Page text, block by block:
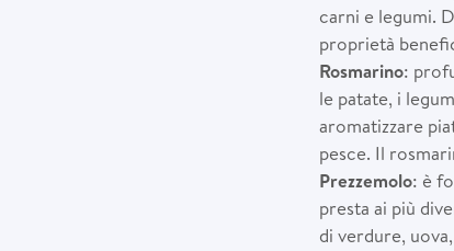
carni e legumi.
proprietà
Rosmarino:
le patate, i
aromatizzare
pesce. Il
Prezzemolo: è
presta ai più
di verdure,